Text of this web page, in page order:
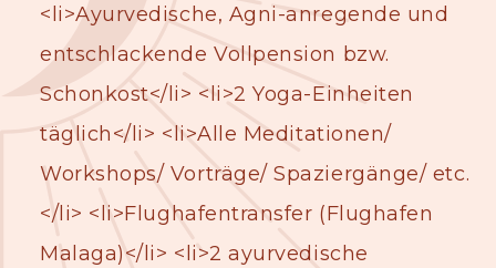
<li>Ayurvedische, Agni-anregende und
entschlackende Vollpension bzw.
Schonkost</li> <li>2 Yoga-Einheiten
täglich</li> <li>Alle Meditationen/
Workshops/ Vorträge/ Spaziergänge/ etc.
</li> <li>Flughafentransfer (Flughafen
Malaga)</li> <li>2 ayurvedische